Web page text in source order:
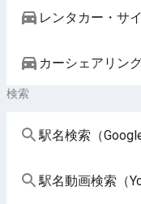
レンタカー・サ
カーシェアリン
検索
駅名検索（Google
駅名動画検索（